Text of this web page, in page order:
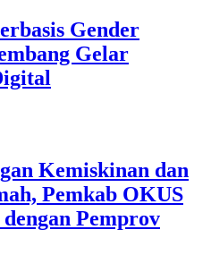
Gender
Gelar
Kemiskinan dan
Pemkab OKUS
Pemprov